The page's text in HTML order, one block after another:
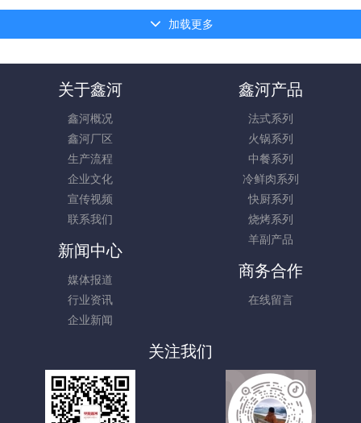
加载更多
关于鑫河
鑫河概况
鑫河厂区
生产流程
企业文化
宣传视频
联系我们
鑫河产品
法式系列
火锅系列
中餐系列
冷鲜肉系列
快厨系列
烧烤系列
羊副产品
新闻中心
媒体报道
行业资讯
企业新闻
商务合作
在线留言
关注我们